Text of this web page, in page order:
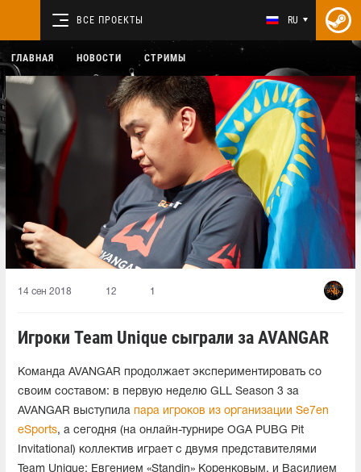
ВСЕ ПРОЕКТЫ RU
ГЛАВНАЯ НОВОСТИ СТРИМЫ
14 сен 2018 12 1
Игроки Team Unique сыграли за AVANGAR
Команда AVANGAR продолжает экспериментировать со
своим составом: в первую неделю GLL Season 3 за
AVANGAR выступила пара игроков из организации Se7en
eSports, а сегодня (на онлайн-турнире OGA PUBG Pit
Invitational) коллектив играет с двумя представителями
Team Unique: Евгением «Standin» Коренковым, и Василием